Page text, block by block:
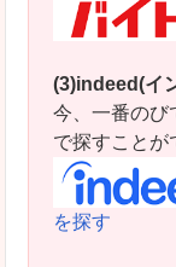
(3)indeed(イ
今、一番のび
で探すことが
を探す